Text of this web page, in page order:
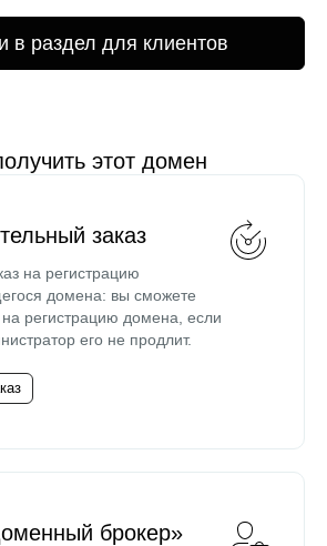
в раздел для клиентов
этот домен
заказ
на регистрацию
домена: вы сможете
на регистрацию домена, если
его не продлит.
брокер»